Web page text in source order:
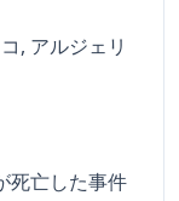
, アルジェリ
死亡した事件